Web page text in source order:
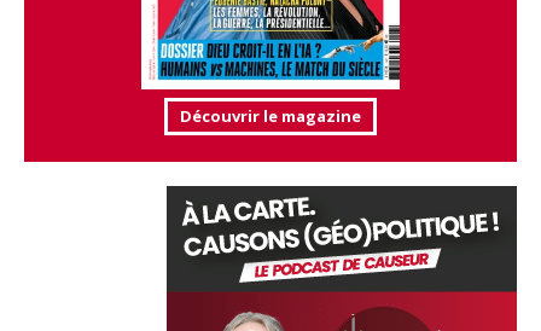
Découvrir le magazine